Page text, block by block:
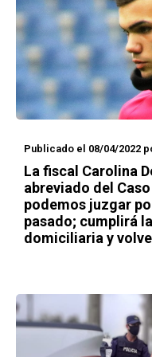
Publicado el 08/04/2022
La fiscal Carolina
abreviado del
podemos juzgar
pasado; cumplirá
domiciliaria y